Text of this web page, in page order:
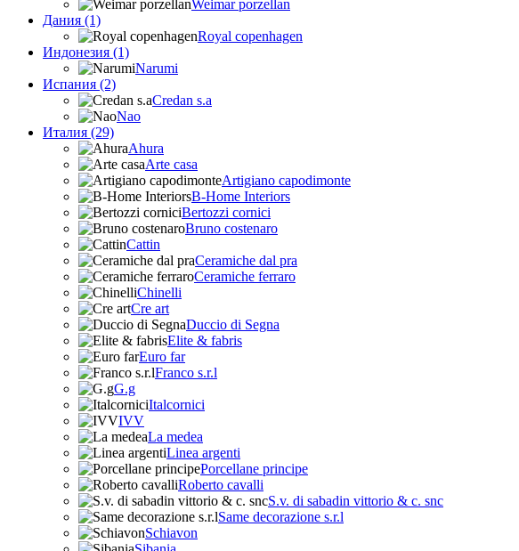
Weimar porzellan
Дания (1)
Royal copenhagen
Индонезия (1)
Narumi
Испания (2)
Credan s.a
Nao
Италия (29)
Ahura
Arte casa
Artigiano capodimonte
B-Home Interiors
Bertozzi cornici
Bruno costenaro
Cattin
Ceramiche dal pra
Ceramiche ferraro
Chinelli
Cre art
Duccio di Segna
Elite & fabris
Euro far
Franco s.r.l
G.g
Italcornici
IVV
La medea
Linea argenti
Porcellane principe
Roberto cavalli
S.v. di sabadin vittorio & c. snc
Same decorazione s.r.l
Schiavon